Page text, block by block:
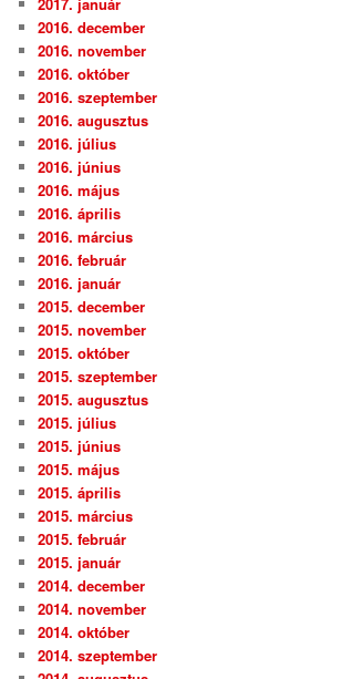
2017. január
2016. december
2016. november
2016. október
2016. szeptember
2016. augusztus
2016. július
2016. június
2016. május
2016. április
2016. március
2016. február
2016. január
2015. december
2015. november
2015. október
2015. szeptember
2015. augusztus
2015. július
2015. június
2015. május
2015. április
2015. március
2015. február
2015. január
2014. december
2014. november
2014. október
2014. szeptember